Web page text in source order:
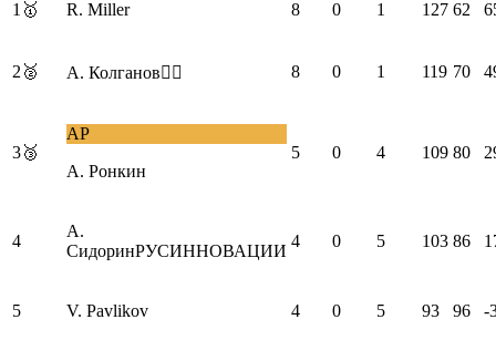
1 🥇 R. Miller 8 0 1 127 62
2 🥈 А. Колганов❤️‍🔥 8 0 1 119 70
3🥉
АР
А. Ронкин
5 0 4 109 80
4
А.
СидоринРУСИННОВАЦИИ
4 0 5 103 86
5 V. Pavlikov 4 0 5 93 96 -